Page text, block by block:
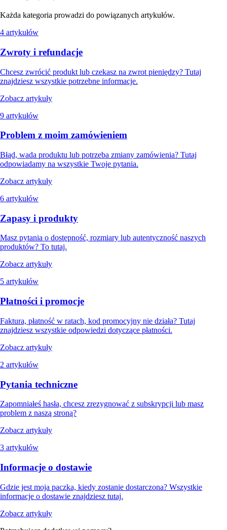
Każda kategoria prowadzi do powiązanych artykułów.
4 artykułów
Zwroty i refundacje
Chcesz zwrócić produkt lub czekasz na zwrot pieniędzy? Tutaj
znajdziesz wszystkie potrzebne informacje.
Zobacz artykuły
9 artykułów
Problem z moim zamówieniem
Błąd, wada produktu lub potrzeba zmiany zamówienia? Tutaj
odpowiadamy na wszystkie Twoje pytania.
Zobacz artykuły
6 artykułów
Zapasy i produkty
Masz pytania o dostępność, rozmiary lub autentyczność naszych
produktów? To tutaj.
Zobacz artykuły
5 artykułów
Płatności i promocje
Faktura, płatność w ratach, kod promocyjny nie działa? Tutaj
znajdziesz wszystkie odpowiedzi dotyczące płatności.
Zobacz artykuły
2 artykułów
Pytania techniczne
Zapomniałeś hasła, chcesz zrezygnować z subskrypcji lub masz
problem z naszą stroną?
Zobacz artykuły
3 artykułów
Informacje o dostawie
Gdzie jest moja paczka, kiedy zostanie dostarczona? Wszystkie
informacje o dostawie znajdziesz tutaj.
Zobacz artykuły